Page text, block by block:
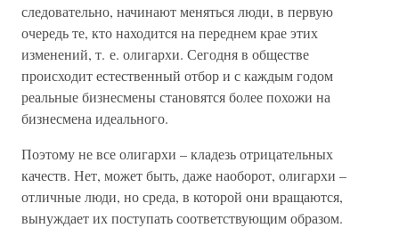
следовательно, начинают меняться люди, в первую
очередь те, кто находится на переднем крае этих
изменений, т. е. олигархи. Сегодня в обществе
происходит естественный отбор и с каждым годом
реальные бизнесмены становятся более похожи на
бизнесмена идеального.
Поэтому не все олигархи – кладезь отрицательных
качеств. Нет, может быть, даже наоборот, олигархи –
отличные люди, но среда, в которой они вращаются,
вынуждает их поступать соответствующим образом.